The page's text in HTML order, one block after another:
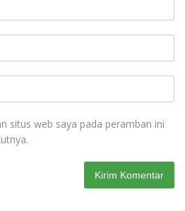
situs web saya pada peramban ini